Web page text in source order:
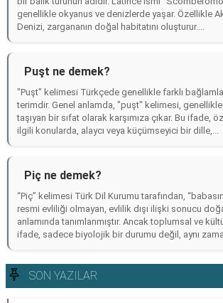
genellikle okyanus ve denizlerde yaşar. Özellikle
Denizi, zargananın doğal habitatını oluşturur....
Puşt ne demek?
"Puşt" kelimesi Türkçede genellikle farklı
terimdir. Genel anlamda, "puşt" kelimesi,
taşıyan bir sıfat olarak karşımıza çıkar. Bu ifade,
ilgili konularda, alaycı veya küçümseyici bir dille,...
Piç ne demek?
“Piç” kelimesi Türk Dil Kurumu tarafından,
resmi evliliği olmayan, evlilik dışı ilişki sonucu
anlamında tanımlanmıştır. Ancak toplumsal ve
ifade, sadece biyolojik bir durumu değil, aynı
SON YAZILAR